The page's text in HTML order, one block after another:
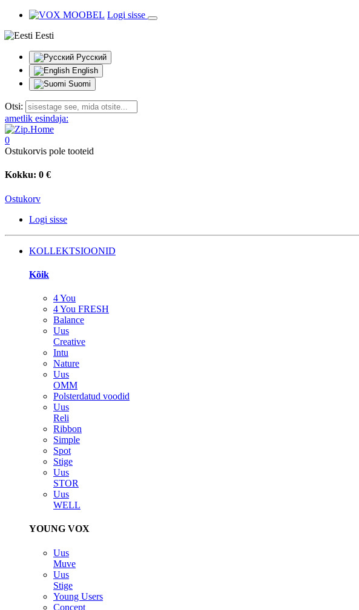
Logi sisse
Eesti
Русский
English
Suomi
Otsi:
ametlik esindaja:
0
Ostukorvis pole tooteid
Kokku: 0 €
Ostukorv
Logi sisse
KOLLEKTSIOONID
Kõik
4 You
4 You FRESH
Balance
Uus
Creative
Intu
Nature
Uus
OMM
Polsterdatud voodid
Uus
Reli
Ribbon
Simple
Spot
Stige
Uus
STOR
Uus
WELL
YOUNG VOX
Uus
Muve
Uus
Stige
Young Users
Concept